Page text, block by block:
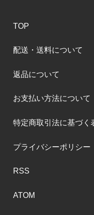
TOP
配送・送料について
返品について
お支払い方法について
特定商取引法に基づく
プライバシーポリシー
RSS
ATOM